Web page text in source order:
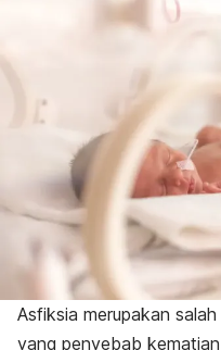
Asfiksia merupakan
yang penyebab